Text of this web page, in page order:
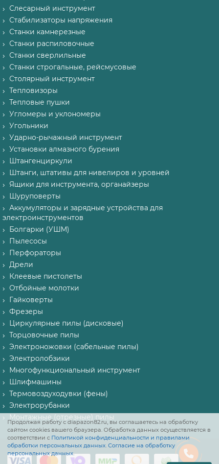
Продолжая работу с diapazon82.ru, вы соглашаетесь на обработку
сайтом cookies вашего браузера. Обработка данных осуществляется в
соответствии с Политикой конфиденциальности и правилами
обработки персональных данных. Согласие на обработку
персональных данных.
Слесарный инструмент
Стабилизаторы напряжения
Станки камнерезные
Станки распиловочные
Станки сверлильные
Станки строгальные, рейсмусовые
Столярный инструмент
Тепловизоры
Тепловые пушки
Угломеры и уклономеры
Угольники
Ударно-рычажный инструмент
Установки алмазного бурения
Штангенциркули
Штанги, штативы для нивелиров и уровней
Ящики для инструмента, органайзеры
Шуруповерты
Аккумуляторы и зарядные устройства для
электроинструментов
Болгарки (УШМ)
Пылесосы
Перфораторы
Дрели
Клеевые пистолеты
Отбойные молотки
Гайковерты
Фрезеры
Циркулярные пилы (дисковые)
Торцовочные пилы
Электроножовки (сабельные пилы)
Электролобзики
Многофункциональный инструмент
Шлифмашины
Термовоздуходувки (фены)
Электрорубанки
Монтажные (отрезные) пилы